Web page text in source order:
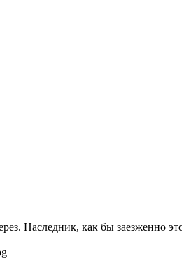
Наследник, как бы заезженно